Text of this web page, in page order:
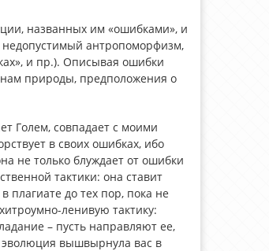
названных им «ошибками», и
антропоморфизм,
и пр.). Описывая ошибки
природы, предположения о
Голем, совпадает с моими
в своих ошибках, ибо
не только блуждает от ошибки
тактики: она ставит
до тех пор, пока не
ленивую тактику:
– пусть направляют ее,
эволюция вышвырнула вас в